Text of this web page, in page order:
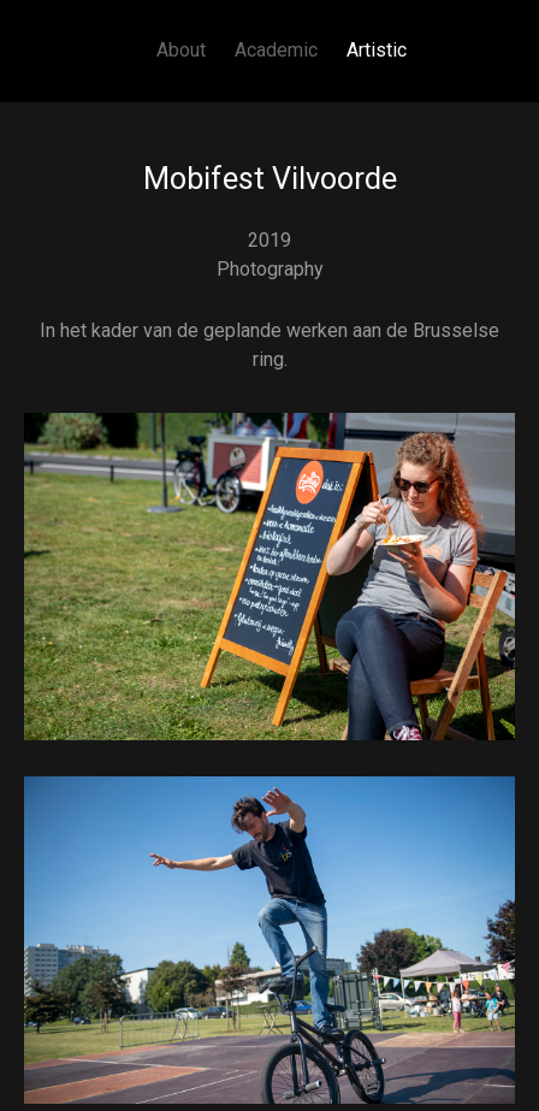
About Academic Artistic
Mobifest Vilvoorde
2019
Photography
In het kader van de geplande werken aan de Brusselse
ring.